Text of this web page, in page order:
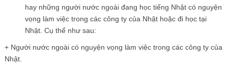
hay những người nước ngoài đang học tiếng Nhật có nguyện
vọng làm việc trong các công ty của Nhật hoặc đi học tại
Nhật. Cụ thể như sau:
+ Người nước ngoài có nguyện vọng làm việc trong các công ty của
Nhật.